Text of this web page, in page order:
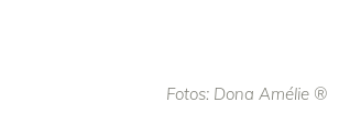
Fotos: Dona Amélie ®